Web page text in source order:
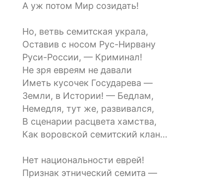
А уж потом Мир созидать!
Но, ветвь семитская украла,
Оставив с носом Рус-Нирвану
Руси-России, — Криминал!
Не зря евреям не давали
Иметь кусочек Государева —
Земли, в Истории! — Бедлам,
Немедля, тут же, развивался,
В сценарии расцвета хамства,
Как воровской семитский клан…
Нет национальности еврей!
Признак этнический семита —